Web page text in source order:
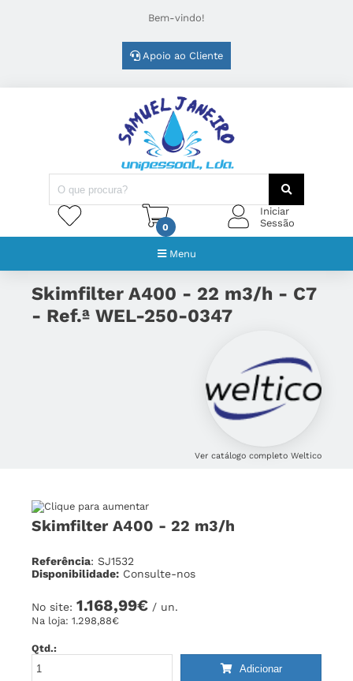
Bem-vindo!
Apoio ao Cliente
0
Iniciar
Sessão
Menu
Skimfilter A400 - 22 m3/h - C7
- Ref.ª WEL-250-0347
Ver catálogo completo Weltico
Skimfilter A400 - 22 m3/h
Referência: SJ1532
Disponibilidade: Consulte-nos
No site: 1.168,99€ / un.
Na loja: 1.298,88€
Qtd.:
Adicionar